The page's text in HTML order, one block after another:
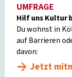
UMFRAGE
Hilf uns Kultur
Du wohnst in
auf Barrieren
davon:
Jetzt